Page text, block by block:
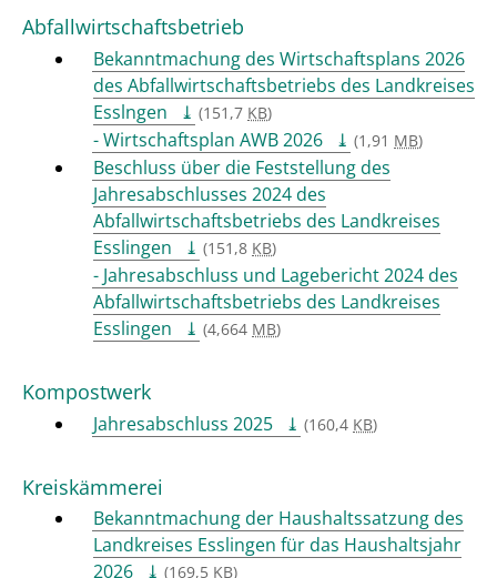
Abfallwirtschaftsbetrieb
Bekanntmachung des Wirtschaftsplans 2026
des Abfallwirtschaftsbetriebs des Landkreises
Esslngen
(151,7 KB)
- Wirtschaftsplan AWB 2026 (1,91 MB)
Beschluss über die Feststellung des
Jahresabschlusses 2024 des
Abfallwirtschaftsbetriebs des Landkreises
Esslingen
(151,8 KB)
- Jahresabschluss und Lagebericht 2024 des
Abfallwirtschaftsbetriebs des Landkreises
Esslingen
(4,664 MB)
Kompostwerk
Jahresabschluss 2025 (160,4 KB)
Kreiskämmerei
Bekanntmachung der Haushaltssatzung des
Landkreises Esslingen für das Haushaltsjahr
2026
(169,5 KB)